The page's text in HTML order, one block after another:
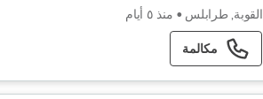
القوبة, طرابلس • منذ ٥ أيام
مكالمة